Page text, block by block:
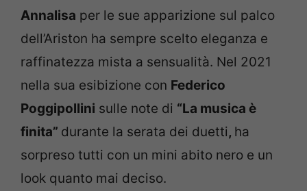
Annalisa per le sue apparizione sul palco
dell’Ariston ha sempre scelto eleganza e
raffinatezza mista a sensualità. Nel 2021
nella sua esibizione con Federico
Poggipollini sulle note di “La musica è
finita” durante la serata dei duetti, ha
sorpreso tutti con un mini abito nero e un
look quanto mai deciso.